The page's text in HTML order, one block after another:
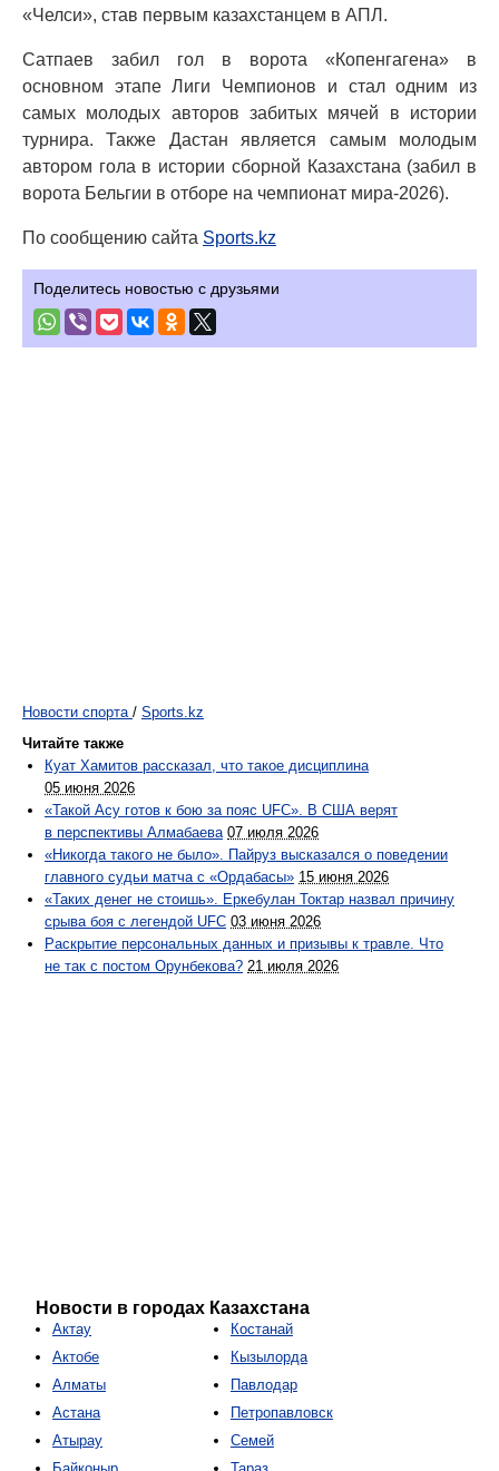
«Челси», став первым казахстанцем в АПЛ.
Сатпаев забил гол в ворота «Копенгагена» в
основном этапе Лиги Чемпионов и стал одним из
самых молодых авторов забитых мячей в истории
турнира. Также Дастан является самым молодым
автором гола в истории сборной Казахстана (забил в
ворота Бельгии в отборе на чемпионат мира-2026).
По сообщению сайта Sports.kz
Поделитесь новостью с друзьями
Новости спорта / Sports.kz
Читайте также
Куат Хамитов рассказал, что такое дисциплина
05 июня 2026
«Такой Асу готов к бою за пояс UFC». В США верят
в перспективы Алмабаева 07 июля 2026
«Никогда такого не было». Пайруз высказался о поведении
главного судьи матча с «Ордабасы» 15 июня 2026
«Таких денег не стоишь». Еркебулан Токтар назвал причину
срыва боя с легендой UFC 03 июня 2026
Раскрытие персональных данных и призывы к травле. Что
не так с постом Орунбекова? 21 июля 2026
Новости в городах Казахстана
Актау
Актобе
Алматы
Астана
Атырау
Костанай
Кызылорда
Павлодар
Петропавловск
Семей